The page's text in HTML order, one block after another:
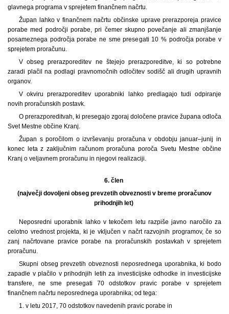
glavnega programa v sprejetem finančnem načrtu.
Župan lahko v finančnem načrtu občinske uprave prerazporeja pravice
porabe med področji porabe, pri čemer skupno povečanje ali zmanjšanje
posameznega področja porabe ne sme presegati 10 % področja porabe v
sprejetem proračunu.
V obseg prerazporeditev ne štejejo prerazporeditve, ki so potrebne
zaradi plačil na podlagi pravnomočnih odločitev sodišč ali drugih upravnih
organov.
V okviru prerazporeditev uporabniki lahko predlagajo tudi odpiranje
novih proračunskih postavk.
O prerazporeditvah, ki presegajo zgoraj določene pravice župana odloča
Svet Mestne občine Kranj.
Župan s poročilom o izvrševanju proračuna v obdobju januar–junij in
konec leta z zaključnim računom proračuna poroča Svetu Mestne občine
Kranj o veljavnem proračunu in njegovi realizaciji.
6. člen
(največji dovoljeni obseg prevzetih obveznosti v breme proračunov
prihodnjih let)
Neposredni uporabnik lahko v tekočem letu razpiše javno naročilo za
celotno vrednost projekta, ki je vključen v načrt razvojnih programov, če so
zanj načrtovane pravice porabe na proračunskih postavkah v sprejetem
proračunu.
Skupni obseg prevzetih obveznosti neposrednega uporabnika, ki bodo
zapadle v plačilo v prihodnjih letih za investicijske odhodke in investicijske
transfere, ne sme presegati 70 odstotkov pravic porabe v sprejetem
finančnem načrtu neposrednega uporabnika; od tega:
1. v letu 2017, 70 odstotkov navedenih pravic porabe in